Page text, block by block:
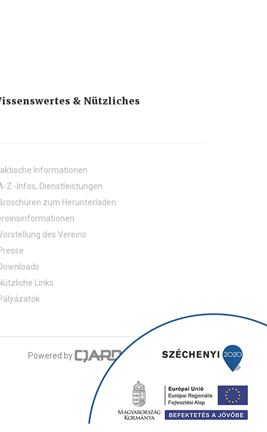
Informationen
Z -Infos, Dienstleistungen
zum Herunterladen
des Vereins
a product of